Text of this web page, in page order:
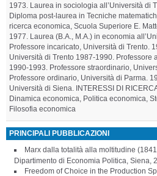
1973. Laurea in sociologia all’Università di
Diploma post-laurea in Tecniche
ricerca economica, Scuola Superiore E.
1977. Laurea (B.A., M.A.) in economia
Professore incaricato, Università di Trento.
Università di Trento 1987-1990. Professore
1990-1993. Professore straordinario,
Professore ordinario, Università di Parma.
Università di Siena. INTERESSI DI
Dinamica economica, Politica economica,
Filosofia economica
PRINCIPALI PUBBLICAZIONI
Marx dalla totalità alla moltitudine
Dipartimento di Economia Politica, Siena,
Freedom of Choice in the Production